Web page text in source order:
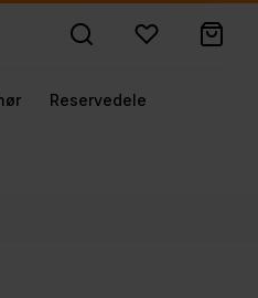
Reservedele